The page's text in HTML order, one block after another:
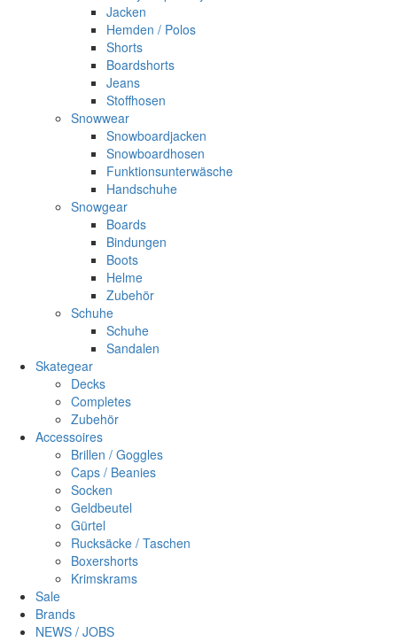
Jacken
Hemden / Polos
Shorts
Boardshorts
Jeans
Stoffhosen
Snowwear
Snowboardjacken
Snowboardhosen
Funktionsunterwäsche
Handschuhe
Snowgear
Boards
Bindungen
Boots
Helme
Zubehör
Schuhe
Schuhe
Sandalen
Skategear
Decks
Completes
Zubehör
Accessoires
Brillen / Goggles
Caps / Beanies
Socken
Geldbeutel
Gürtel
Rucksäcke / Taschen
Boxershorts
Krimskrams
Sale
Brands
NEWS / JOBS